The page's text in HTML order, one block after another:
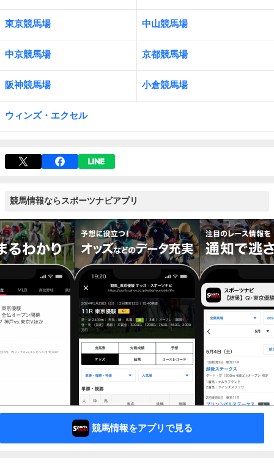
東京競馬場 中山競馬場
中京競馬場 京都競馬場
阪神競馬場 小倉競馬場
ウィンズ・エクセル
競馬情報ならスポーツナビアプリ
競馬情報をアプリで見る